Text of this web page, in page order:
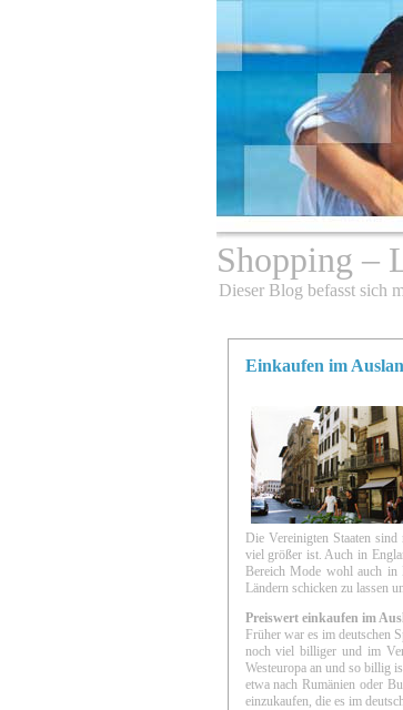
Shopping –
Dieser Blog befasst sich
Einkaufen im
Die Vereinigten Staaten
viel größer ist. Auch in
Bereich Mode wohl auch
Ländern schicken zu lassen
Preiswert einkaufen im
Früher war es im deutschen
noch viel billiger und im
Westeuropa an und so billig
etwa nach Rumänien oder
einzukaufen, die es im